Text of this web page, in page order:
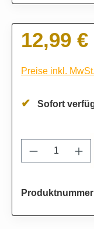
Regulärer Preis:
12,99 €
Preise inkl.
Sofort
Produkt